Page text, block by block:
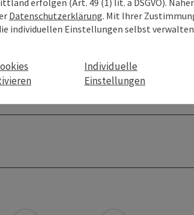
Datenschutzerklärung. Mit Ihrer
individuellen Einstellungen selbst
Individuelle
Einstellungen